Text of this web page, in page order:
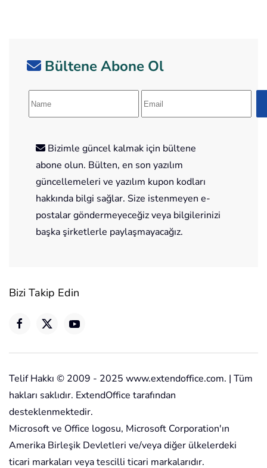
Bültene Abone Ol
Bizimle güncel kalmak için bültene
abone olun. Bülten, en son yazılım
güncellemeleri ve yazılım kupon kodları
hakkında bilgi sağlar. Size istenmeyen e-
postalar göndermeyeceğiz veya bilgilerinizi
başka şirketlerle paylaşmayacağız.
Bizi Takip Edin
Telif Hakkı © 2009 - 2025 www.extendoffice.com. | Tüm
hakları saklıdır. ExtendOffice tarafından
desteklenmektedir.
Microsoft ve Office logosu, Microsoft Corporation'ın
Amerika Birleşik Devletleri ve/veya diğer ülkelerdeki
ticari markaları veya tescilli ticari markalarıdır.